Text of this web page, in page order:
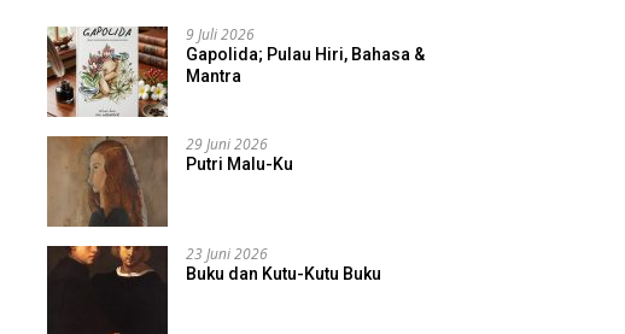
9 Juli 2026
Gapolida; Pulau Hiri, Bahasa &
Mantra
29 Juni 2026
Putri Malu-Ku
23 Juni 2026
Buku dan Kutu-Kutu Buku